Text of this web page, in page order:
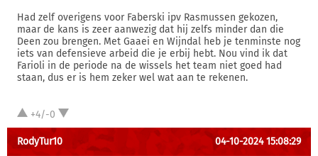
Had zelf overigens voor Faberski ipv Rasmussen gekozen,
maar de kans is zeer aanwezig dat hij zelfs minder dan die
Deen zou brengen. Met Gaaei en Wijndal heb je tenminste nog
iets van defensieve arbeid die je erbij hebt. Nou vind ik dat
Farioli in de periode na de wissels het team niet goed had
staan, dus er is hem zeker wel wat aan te rekenen.
+4/-0
RodyTur10 04-10-2024 15:08:29